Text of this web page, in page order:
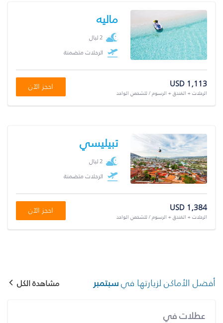
ماليه
2 ليال
الرحلات متضمنة
USD 1,113
الرحلات + الفندق + الرسوم / للشخص الواحد
احجز الآن
تبيليسي
2 ليال
الرحلات متضمنة
USD 1,384
الرحلات + الفندق + الرسوم / للشخص الواحد
احجز الآن
أفضل الأماكن لزيارتها فيسبتمبر مشاهدة الكل
عطلات في